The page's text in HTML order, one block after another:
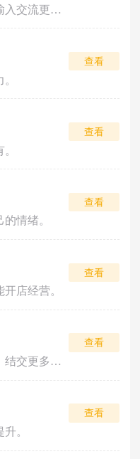
自由设定输入法，输入交流更便利。
查看
查看
情绪。
查看
店经营。
查看
观看有趣的短视频，结交更多朋友。
查看
。
查看